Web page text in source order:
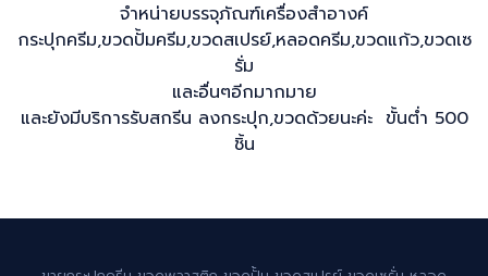
จำหน่ายบรรจุภัณฑ์เครื่องสำอางค์
กระปุกครีม,ขวดปั้มครีม,ขวดสเปรย์,หลอดครีม,ขวดแก้ว,ขวดเซ
รั่ม
และอื่นๆอีกมากมาย
และยังมีบริการรับสกรีน ลงกระปุก,ขวดด้วยนะค่ะ ขั้นต่ำ 500
ชิ้น